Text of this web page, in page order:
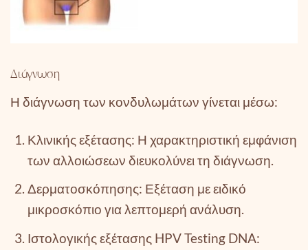
Διάγνωση
Η διάγνωση των κονδυλωμάτων γίνεται μέσω:
Κλινικής εξέτασης: Η χαρακτηριστική εμφάνιση
των αλλοιώσεων διευκολύνει τη διάγνωση.
Δερματοσκόπησης: Εξέταση με ειδικό
μικροσκόπιο για λεπτομερή ανάλυση.
Ιστολογικής εξέτασης HPV Testing DNA: